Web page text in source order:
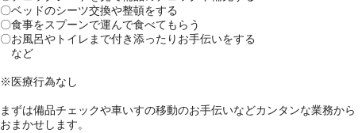
〇ベッドのシーツ交換や整頓をする
〇食事をスプーンで運んで食べてもらう
〇お風呂やトイレまで付き添ったりお手伝いをする
など
※医療行為なし
まずは備品チェックや車いすの移動のお手伝いなどカンタンな業務から
おまかせします。